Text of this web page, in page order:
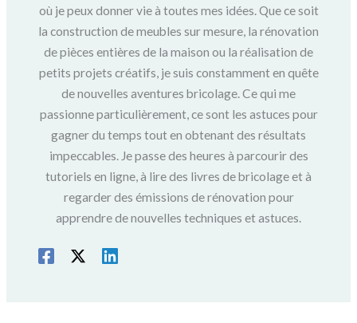
où je peux donner vie à toutes mes idées. Que ce soit
la construction de meubles sur mesure, la rénovation
de pièces entières de la maison ou la réalisation de
petits projets créatifs, je suis constamment en quête
de nouvelles aventures bricolage. Ce qui me
passionne particulièrement, ce sont les astuces pour
gagner du temps tout en obtenant des résultats
impeccables. Je passe des heures à parcourir des
tutoriels en ligne, à lire des livres de bricolage et à
regarder des émissions de rénovation pour
apprendre de nouvelles techniques et astuces.